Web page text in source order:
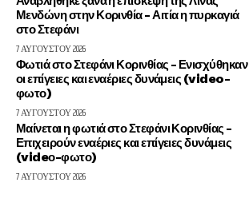
Μενδώνη στην Κορινθία – Αιτία η πυρκαγιά
στο Στεφάνι
7 ΑΥΓΟΎΣΤΟΥ 2026
Φωτιά στο Στεφάνι Κορινθίας – Ενισχύθηκαν
οι επίγειες και εναέριες δυνάμεις (video-
φωτο)
7 ΑΥΓΟΎΣΤΟΥ 2026
Μαίνεται η φωτιά στο Στεφάνι Κορινθίας –
Επιχειρούν εναέριες και επίγειες δυνάμεις
(videο-φωτο)
7 ΑΥΓΟΎΣΤΟΥ 2026